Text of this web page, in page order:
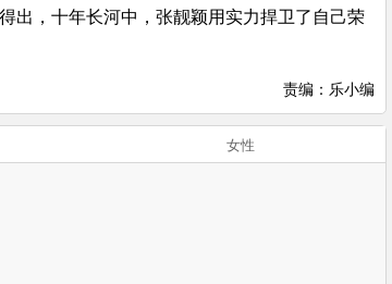
出，十年长河中，张靓颖用实力捍卫了自己荣
责编：乐小编
女性